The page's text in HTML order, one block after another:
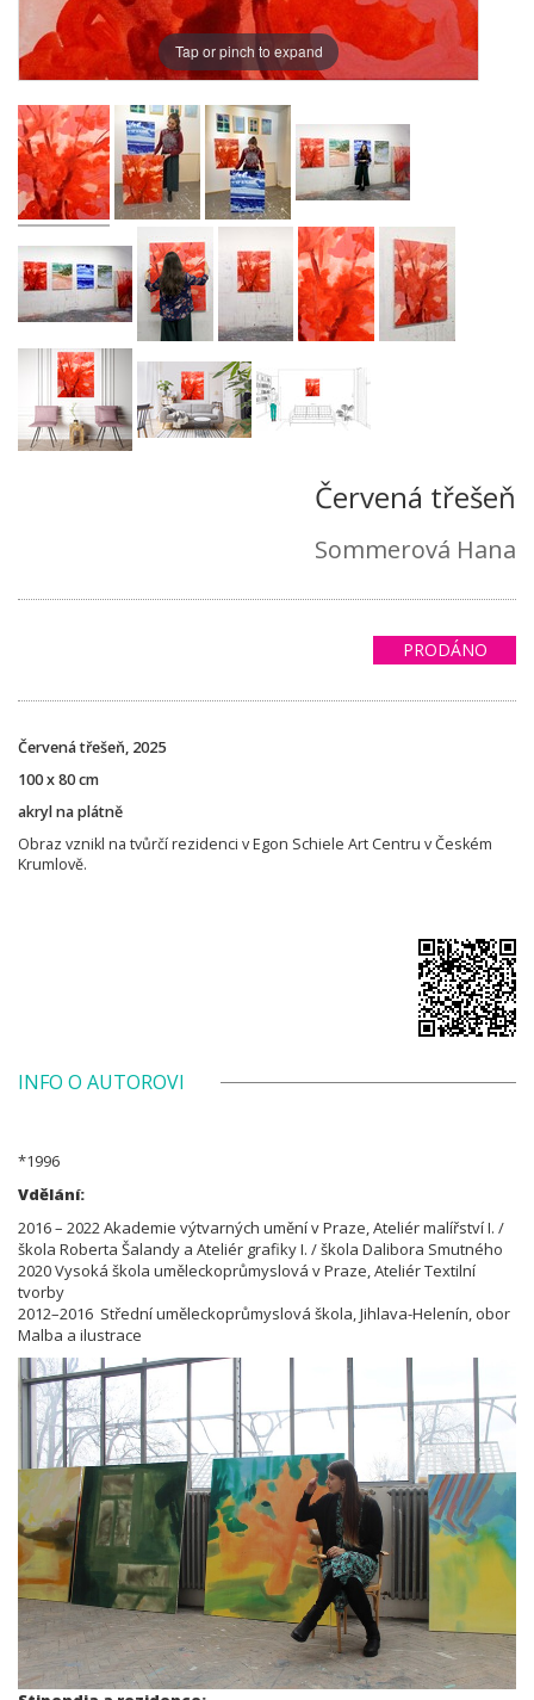
Tap or pinch to expand
Červená třešeň
Sommerová Hana
PRODÁNO
Červená třešeň, 2025
100 x 80 cm
akryl na plátně
Obraz vznikl na tvůrčí rezidenci v Egon Schiele Art Centru v Českém
Krumlově.
INFO O AUTOROVI
*1996
Vdělání:
2016 – 2022 Akademie výtvarných umění v Praze, Ateliér malířství I. /
škola Roberta Šalandy a Ateliér grafiky I. / škola Dalibora Smutného
2020 Vysoká škola uměleckoprůmyslová v Praze, Ateliér Textilní
tvorby
2012–2016 Střední uměleckoprůmyslová škola, Jihlava-Helenín, obor
Malba a ilustrace